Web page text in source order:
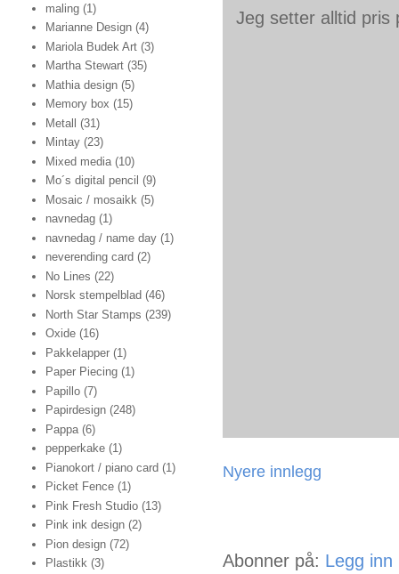
Jeg setter alltid pris
Nyere innlegg
Abonner på: Legg
maling (1)
Marianne Design (4)
Mariola Budek Art (3)
Martha Stewart (35)
Mathia design (5)
Memory box (15)
Metall
(31)
Mintay (23)
Mixed media (10)
Mo´s digital pencil (9)
Mosaic / mosaikk (5)
navnedag (1)
navnedag / name day (1)
neverending card (2)
No Lines (22)
Norsk stempelblad (46)
North Star Stamps (239)
Oxide (16)
Pakkelapper (1)
Paper Piecing (1)
Papillo (7)
Papirdesign (248)
Pappa (6)
pepperkake (1)
Pianokort / piano card (1)
Picket Fence (1)
Pink Fresh Studio (13)
Pink ink design (2)
Pion design (72)
Plastikk (3)